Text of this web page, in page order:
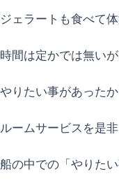
ジェラートも食べて
時間は定かでは無い
やりたい事があったか
ルームサービスを是
船の中での「やりた